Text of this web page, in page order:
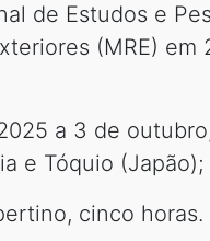
de Estudos e
(MRE) em
a 3 de
e Tóquio
cinco horas.